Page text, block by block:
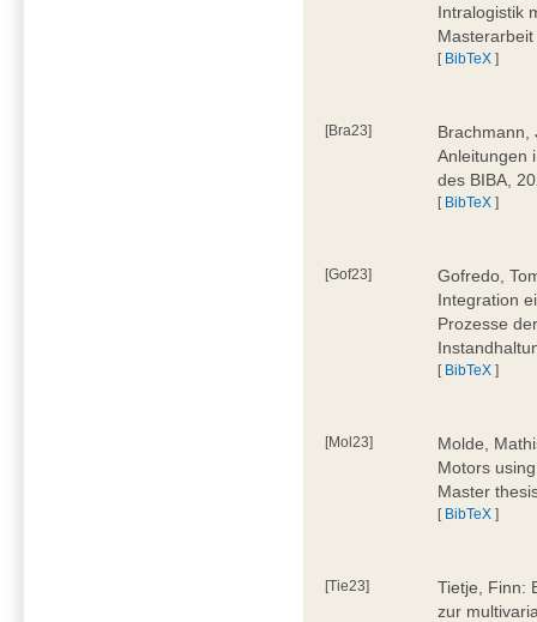
Intralogistik
[ BibTeX ]
[Bra23]
Brachmann,
Anleitungen
des BIBA,
[ BibTeX ]
[Gof23]
Gofredo,
Integration
Prozesse
[ BibTeX ]
[Mol23]
Molde,
Motors
Master
[ BibTeX ]
[Tie23]
Tietje, Finn:
zur